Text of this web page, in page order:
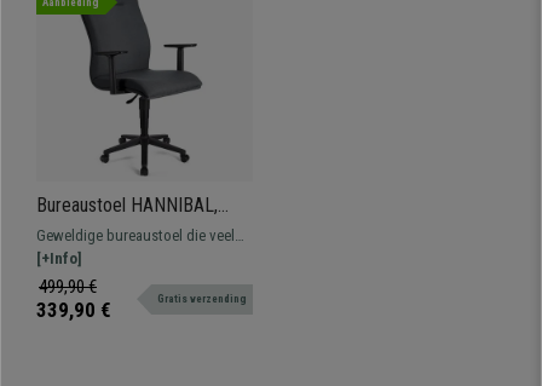
Aanbieding
Bureaustoel HANNIBAL,
Hoge Rugleuning,
Verstelbare Armleuningen, in
Stof, Grijs
Geweldige bureaustoel die veel
comfort biedt tijdens het
dagelijkse gebruik. Verkrijgbaar in
verschillende kleuren en
[+Info]
499,90 €
339,90 € Gratis verzending